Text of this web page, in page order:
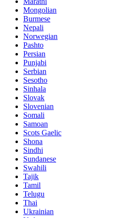
Mongolian
Burmese
Nepali
Norwegian
Pashto
Persian
Punjabi
Serbian
Sesotho
Sinhala
Slovak
Slovenian
Somali
Samoan
Scots Gaelic
Shona
Sindhi
Sundanese
Swahili
Tajik
Tamil
Telugu
Thai
Ukrainian